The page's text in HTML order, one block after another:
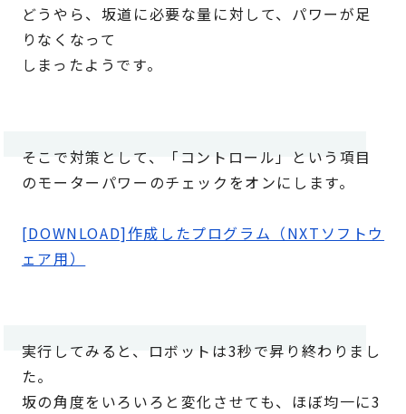
どうやら、坂道に必要な量に対して、パワーが足
りなくなって
しまったようです。
そこで対策として、「コントロール」という項目
のモーターパワーのチェックをオンにします。
[DOWNLOAD]作成したプログラム（NXTソフトウ
ェア用）
実行してみると、ロボットは3秒で昇り終わりまし
た。
坂の角度をいろいろと変化させても、ほぼ均一に3